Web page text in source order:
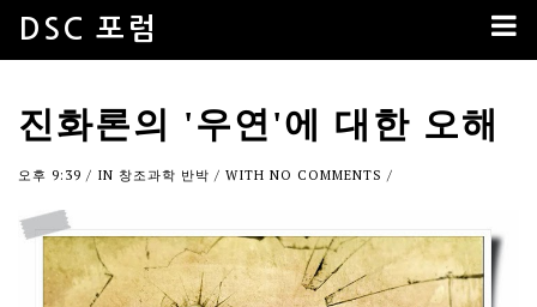
DSC 포럼
진화론의 '우연'에 대한 오해
오후 9:39 / IN 창조과학 반박 / WITH NO COMMENTS /